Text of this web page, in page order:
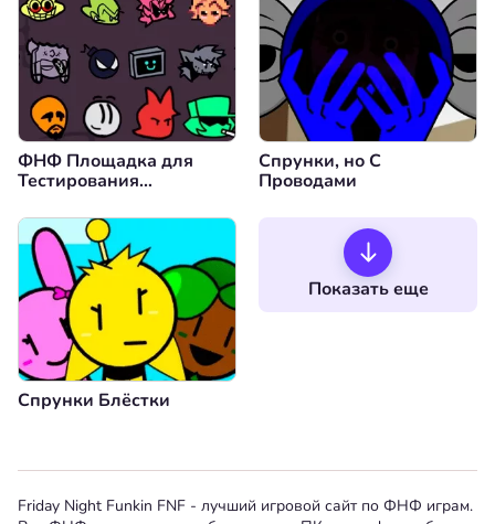
ФНФ Площадка для
Тестирования
Characters Test
Playground 4
Спрунки, но С
Проводами
Спрунки Блёстки
Показать еще
Friday Night Funkin FNF - лучший игровой сайт по ФНФ играм.